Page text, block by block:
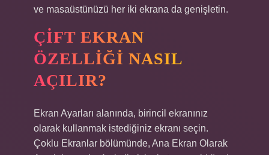
ve masaüstünüzü her iki ekrana da genişletin.
ÇIFT EKRAN
ÖZELLIĞI NASIL
AÇILIR?
Ekran Ayarları alanında, birincil ekranınız
olarak kullanmak istediğiniz ekranı seçin.
Çoklu Ekranlar bölümünde, Ana Ekran Olarak